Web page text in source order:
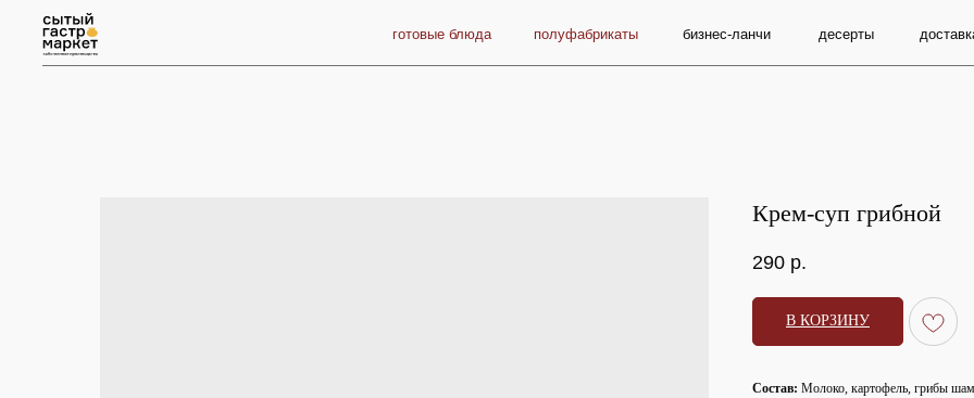
готовые блюда полуфабрикаты бизнес-ланчи доставка и оплата
десерты
Крем-суп грибной
290 р.
В КОРЗИНУ
Состав: Молоко, картофель, грибы